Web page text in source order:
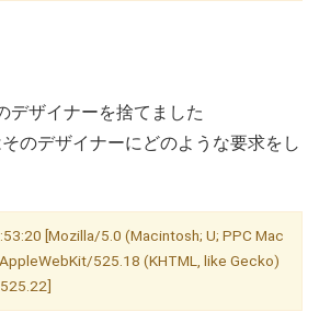
デザイナーを捨てました
のデザイナーにどのような要求をし
[Mozilla/5.0 (Macintosh; U; PPC Mac
525.18 (KHTML, like Gecko)